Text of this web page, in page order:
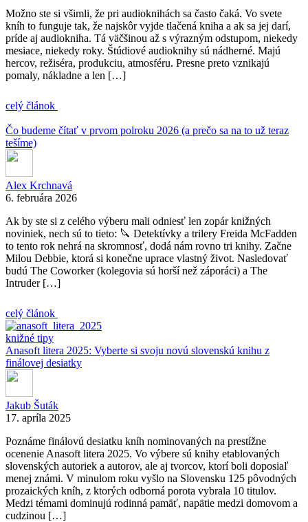
Možno ste si všimli, že pri audioknihách sa často čaká. Vo svete
kníh to funguje tak, že najskôr vyjde tlačená kniha a ak sa jej darí,
príde aj audiokniha. Tá väčšinou až s výrazným odstupom, niekedy
mesiace, niekedy roky. Štúdiové audioknihy sú nádherné. Majú
hercov, režiséra, produkciu, atmosféru. Presne preto vznikajú
pomaly, nákladne a len […]
celý článok
Čo budeme čítať v prvom polroku 2026 (a prečo sa na to už teraz
tešíme)
Alex Krchnavá
6. februára 2026
Ak by ste si z celého výberu mali odniesť len zopár knižných
noviniek, nech sú to tieto: 🔪 Detektívky a trilery Freida McFadden
to tento rok nehrá na skromnosť, dodá nám rovno tri knihy. Začne
Milou Debbie, ktorá si konečne uprace vlastný život. Nasledovať
budú The Coworker (kolegovia sú horší než záporáci) a The
Intruder […]
celý článok
knižné tipy
Anasoft litera 2025: Vyberte si svoju novú slovenskú knihu z
finálovej desiatky
Jakub Šuták
17. apríla 2025
Poznáme finálovú desiatku kníh nominovaných na prestížne
ocenenie Anasoft litera 2025. Vo výbere sú knihy etablovaných
slovenských autoriek a autorov, ale aj tvorcov, ktorí boli doposiaľ
menej známi. V minulom roku vyšlo na Slovensku 125 pôvodných
prozaických kníh, z ktorých odborná porota vybrala 10 titulov.
Medzi témami dominujú rodinná pamäť, napätie medzi domovom a
cudzinou […]